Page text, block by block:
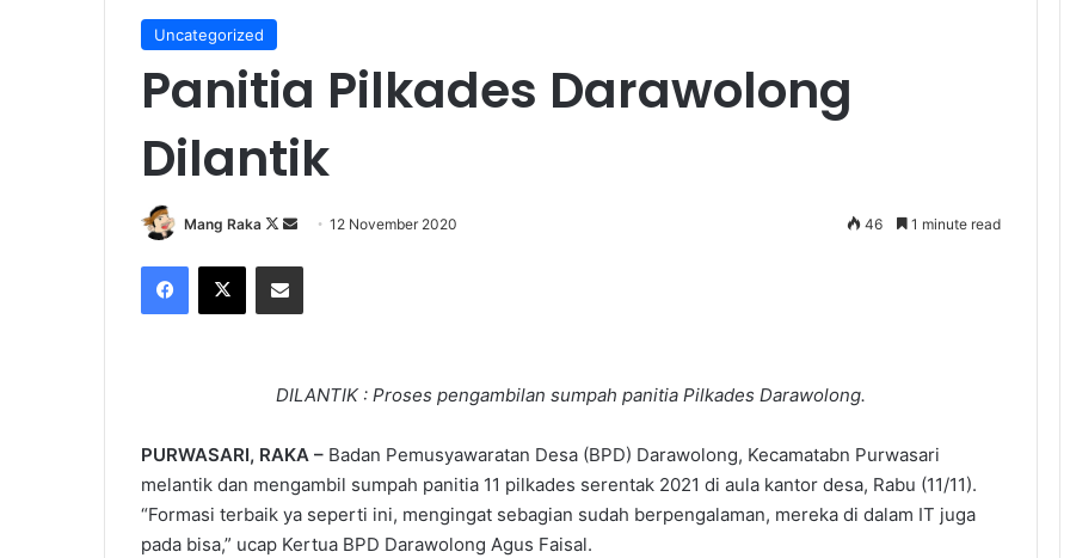
Uncategorized
Panitia Pilkades Darawolong
Dilantik
Mang Raka
Follow
X
Send12 November 2020 46 1 minute read
Facebook
X Share via Email
DILANTIK : Proses pengambilan sumpah panitia Pilkades Darawolong.
PURWASARI, RAKA – Badan Pemusyawaratan Desa (BPD) Darawolong, Kecamatabn Purwasari
melantik dan mengambil sumpah panitia 11 pilkades serentak 2021 di aula kantor desa, Rabu (11/11).
“Formasi terbaik ya seperti ini, mengingat sebagian sudah berpengalaman, mereka di dalam IT juga
pada bisa,” ucap Kertua BPD Darawolong Agus Faisal.